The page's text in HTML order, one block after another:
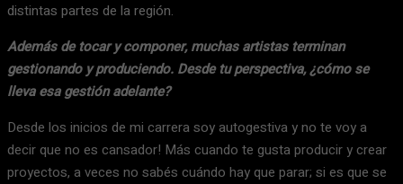
distintas partes de la región.
Además de tocar y componer, muchas artistas terminan
gestionando y produciendo. Desde tu perspectiva, ¿cómo se
lleva esa gestión adelante?
Desde los inicios de mi carrera soy autogestiva y no te voy a
decir que no es cansador! Más cuando te gusta producir y crear
proyectos, a veces no sabés cuándo hay que parar; si es que se